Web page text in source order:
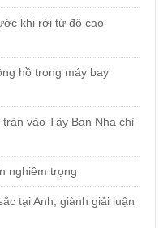
khi rời từ độ cao
hồ trong máy bay
vào Tây Ban Nha chỉ
nghiêm trọng
tại Anh, giành giải luận